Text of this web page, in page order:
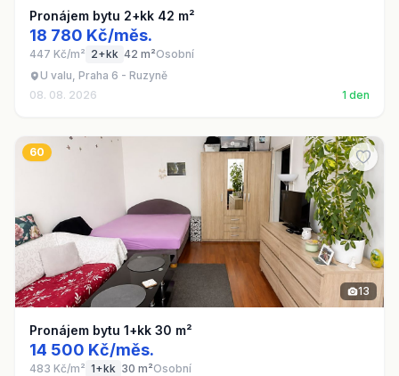
Pronájem bytu 2+kk 42 m²
18 780 Kč/měs.
447 Kč/m² 2+kk 42 m²Osobní
U valu, Praha 6 - Ruzyně
08. 08. 2026
1 den
60
13
Pronájem bytu 1+kk 30 m²
14 500 Kč/měs.
483 Kč/m² 1+kk 30 m²Osobní